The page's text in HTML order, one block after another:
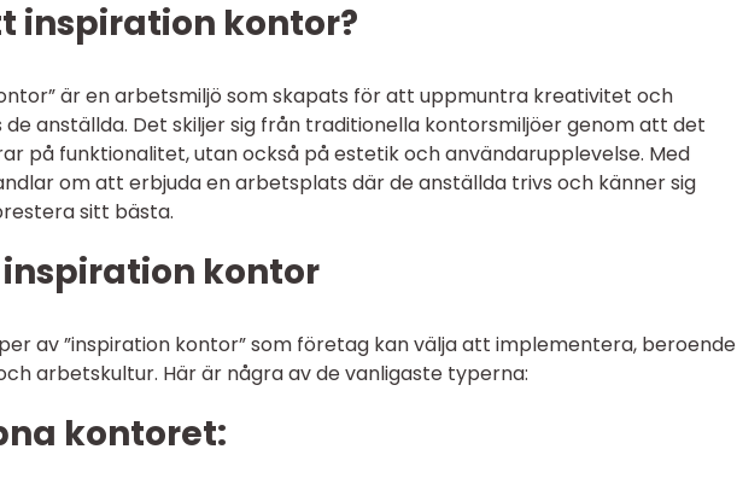
inspiration kontor?
är en arbetsmiljö som skapats för att uppmuntra kreativitet och
anställda. Det skiljer sig från traditionella kontorsmiljöer genom att det
på funktionalitet, utan också på estetik och användarupplevelse. Med
om att erbjuda en arbetsplats där de anställda trivs och känner sig
sitt bästa.
kontor
av ”inspiration kontor” som företag kan välja att implementera, beroende
arbetskultur. Här är några av de vanligaste typerna:
kontoret: